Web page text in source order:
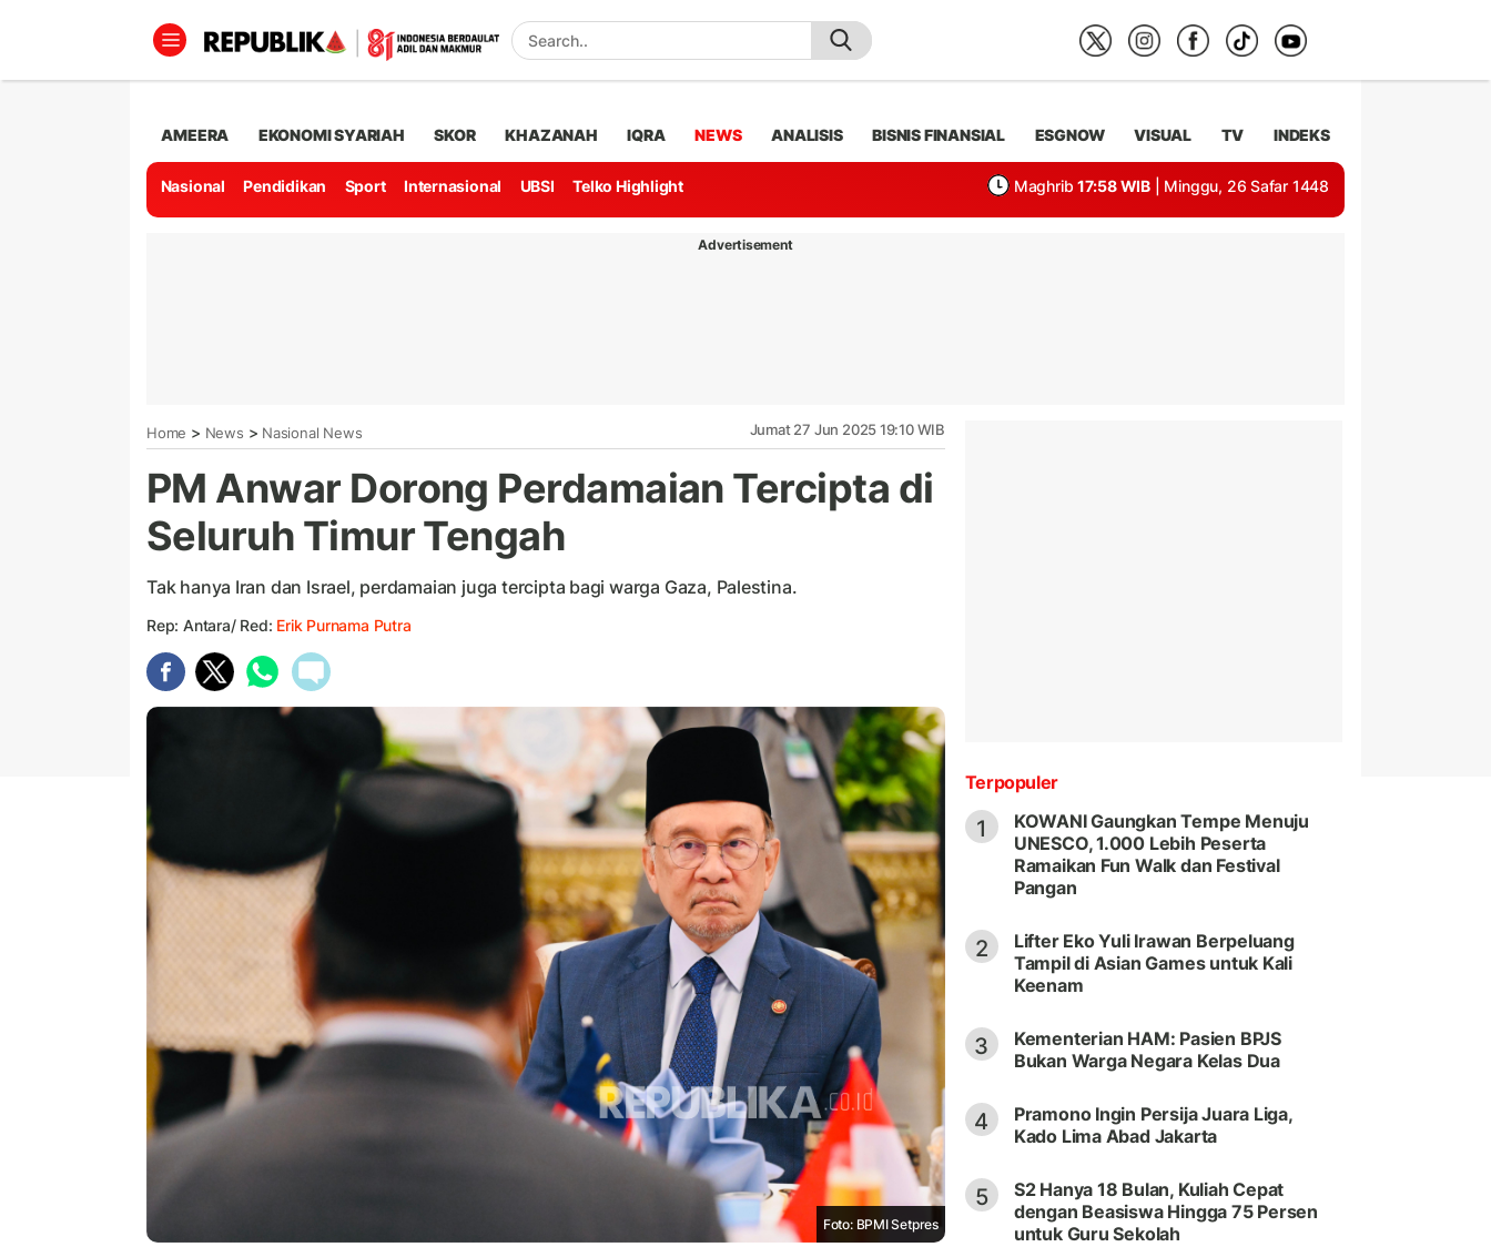
AMEERA EKONOMI SYARIAH SKOR KHAZANAH IQRA NEWS ANALISIS BISNIS FINANSIAL ESGNOW VISUAL TV INDEKS
Nasional Pendidikan Sport Internasional UBSI Telko Highlight Maghrib 17:58 WIB | Minggu, 26 Safar 1448
Advertisement
Home > News > Nasional News Jumat 27 Jun 2025 19:10 WIB
PM Anwar Dorong Perdamaian Tercipta di
Seluruh Timur Tengah
Tak hanya Iran dan Israel, perdamaian juga tercipta bagi warga Gaza, Palestina.
Rep: Antara/ Red: Erik Purnama Putra
Foto: BPMI Setpres
Terpopuler
1
KOWANI Gaungkan Tempe Menuju
UNESCO, 1.000 Lebih Peserta
Ramaikan Fun Walk dan Festival
Pangan
2
Lifter Eko Yuli Irawan Berpeluang
Tampil di Asian Games untuk Kali
Keenam
3
Kementerian HAM: Pasien BPJS
Bukan Warga Negara Kelas Dua
4
Pramono Ingin Persija Juara Liga,
Kado Lima Abad Jakarta
5
S2 Hanya 18 Bulan, Kuliah Cepat
dengan Beasiswa Hingga 75 Persen
untuk Guru Sekolah